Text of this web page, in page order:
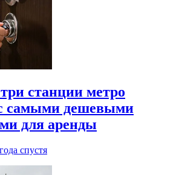
станции метро
самыми дешевыми
для аренды
спустя